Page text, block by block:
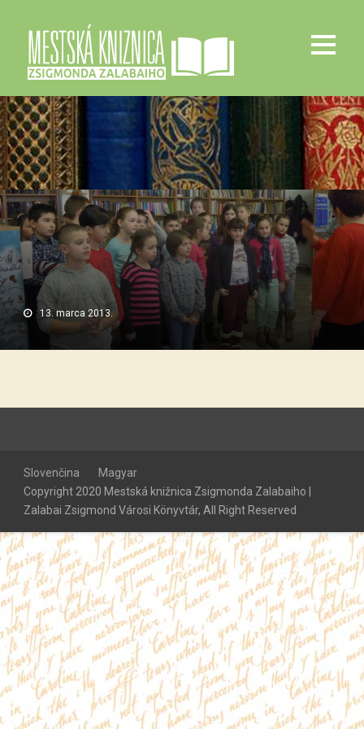
13. marca 2013.
Slovenčina
Magyar
Copyright 2020 Mestská knižnica Zsigmonda Zalabaiho |
Zalabai Zsigmond Városi Könyvtár, All Right Reserved